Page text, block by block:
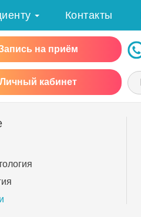
Контакты
на приём
Личный кабинет